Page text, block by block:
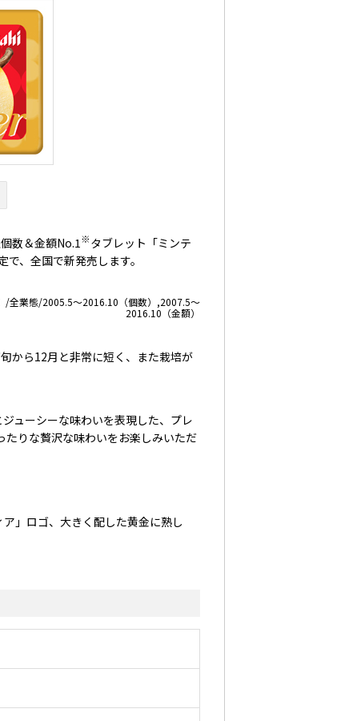
数＆金額No.1 ※タブレット「ミンテ
、全国で新発売します。
/全業態/2005.5～2016.10（個数）,2007.5～
2016.10（金額）
から12月と非常に短く、また栽培が
ューシーな味わいを表現した、プレ
たりな贅沢な味わいをお楽しみいただ
」ロゴ、大きく配した黄金に熟し